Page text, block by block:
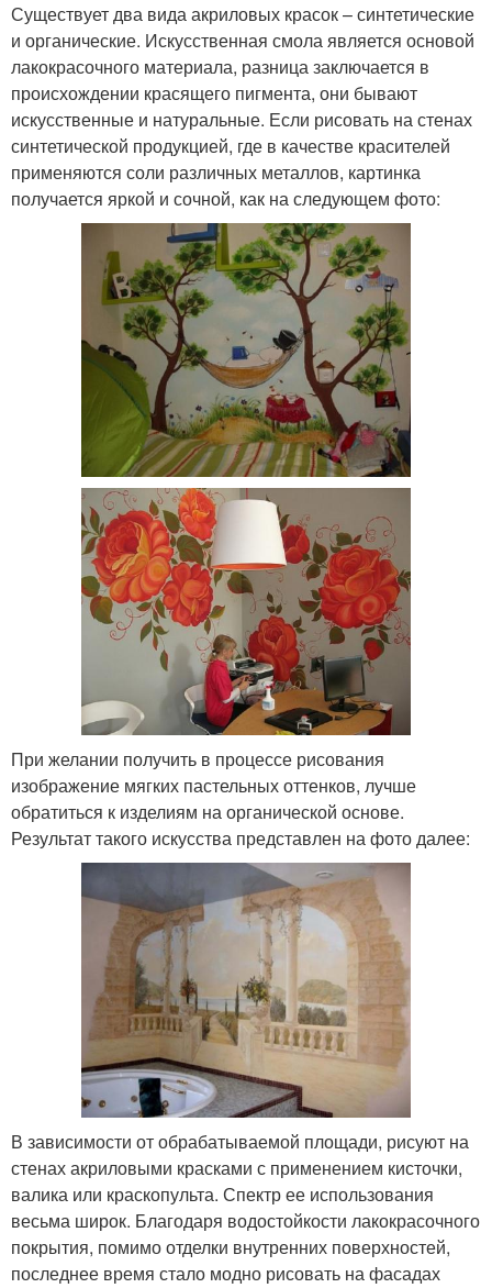
Существует два вида акриловых красок – синтетические
и органические. Искусственная смола является основой
лакокрасочного материала, разница заключается в
происхождении красящего пигмента, они бывают
искусственные и натуральные. Если рисовать на стенах
синтетической продукцией, где в качестве красителей
применяются соли различных металлов, картинка
получается яркой и сочной, как на следующем фото:
При желании получить в процессе рисования
изображение мягких пастельных оттенков, лучше
обратиться к изделиям на органической основе.
Результат такого искусства представлен на фото далее:
В зависимости от обрабатываемой площади, рисуют на
стенах акриловыми красками с применением кисточки,
валика или краскопульта. Спектр ее использования
весьма широк. Благодаря водостойкости лакокрасочного
покрытия, помимо отделки внутренних поверхностей,
последнее время стало модно рисовать на фасадах